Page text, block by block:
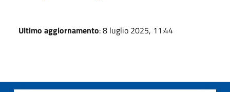
Ultimo aggiornamento: 8 luglio 2025, 11:44